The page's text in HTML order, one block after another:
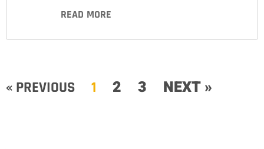
READ MORE
« PREVIOUS 1 2 3 NEXT »